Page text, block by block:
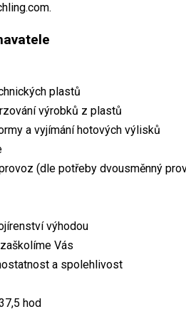
plastů
výrobků z plastů
a vyjímání hotových výlisků
(dle potřeby dvousměnný
výhodou
Vás
a spolehlivost
hod